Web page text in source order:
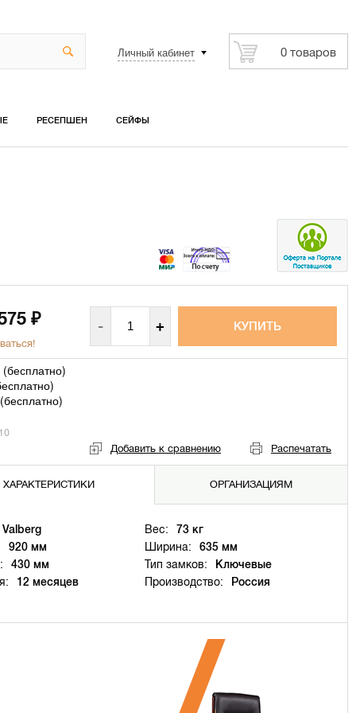
Личный кабинет 0 товаров
РЕСЕПШЕН СЕЙФЫ
₽ - +
(бесплатно)
)
бесплатно)
Добавить к сравнению Распечатать
ХАРАКТЕРИСТИКИ ОРГАНИЗАЦИЯМ
Valberg Вес:
73 кг
920 мм Ширина:
635 мм
430 мм Тип замков:
Ключевые
12 месяцев Производство: Россия